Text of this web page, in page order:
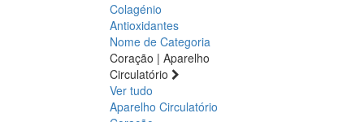
Colagénio
Antioxidantes
Nome de Categoria
Coração | Aparelho
Circulatório
Ver tudo
Aparelho Circulatório